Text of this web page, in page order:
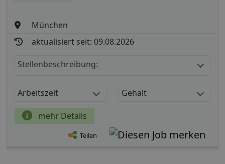
München
aktualisiert seit: 09.08.2026
Stellenbeschreibung:
Arbeitszeit Gehalt
mehr Details
Teilen